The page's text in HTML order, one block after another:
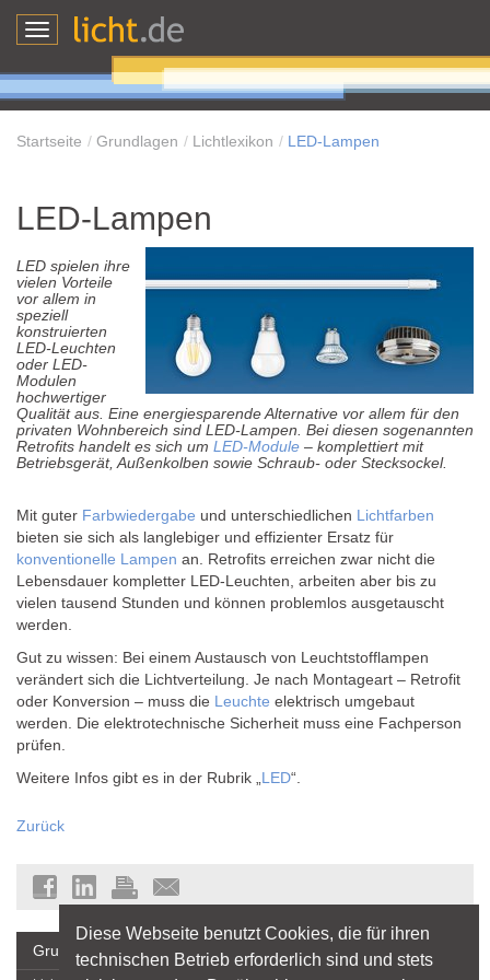
Toggle
Startseite Grundlagen Lichtlexikon LED-Lampen
LED-Lampen
LED spielen ihre
vielen Vorteile
vor allem in
speziell
konstruierten
LED-Leuchten
oder LED-
Modulen
hochwertiger
Qualität aus. Eine energiesparende Alternative vor allem für den
privaten Wohnbereich sind LED-Lampen. Bei diesen sogenannten
Retrofits handelt es sich um LED-Module – komplettiert mit
Betriebsgerät, Außenkolben sowie Schraub- oder Stecksockel.
Mit guter Farbwiedergabe und unterschiedlichen Lichtfarben
bieten sie sich als langlebiger und effizienter Ersatz für
konventionelle Lampen an. Retrofits erreichen zwar nicht die
Lebensdauer kompletter LED-Leuchten, arbeiten aber bis zu
vielen tausend Stunden und können problemlos ausgetauscht
werden.
Gut zu wissen: Bei einem Austausch von Leuchtstofflampen
verändert sich die Lichtverteilung. Je nach Montageart – Retrofit
oder Konversion – muss die Leuchte elektrisch umgebaut
werden. Die elektrotechnische Sicherheit muss eine Fachperson
prüfen.
Weitere Infos gibt es in der Rubrik „ LED“.
Zurück
Grundlagen
Diese Webseite benutzt Cookies, die für ihren
technischen Betrieb erforderlich sind und stets